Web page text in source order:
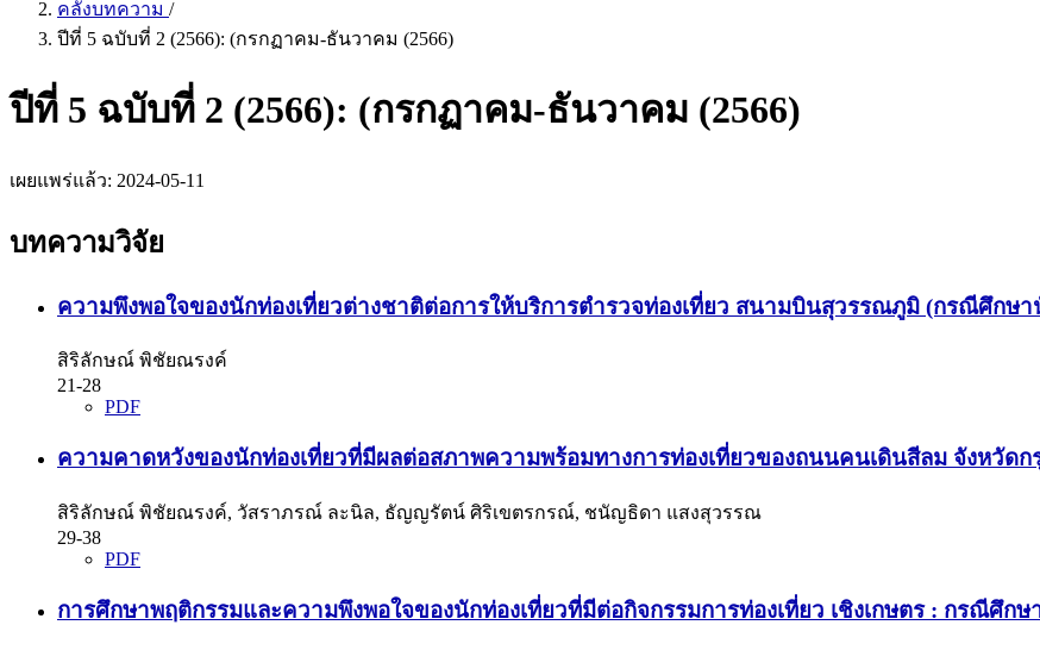
คลังบทความ /
ปีที่ 5 ฉบับที่ 2 (2566): (กรกฏาคม-ธันวาคม (2566)
ปีที่ 5 ฉบับที่ 2 (2566): (กรกฏาคม-ธันวาคม (2566)
เผยแพร่แล้ว: 2024-05-11
บทความวิจัย
ความพึงพอใจของนักท่องเที่ยวต่างชาติต่อการให้บริการตำรวจท่องเที่ยว สนามบินสุวรรณภูมิ (กรณีศึกษ
สิริลักษณ์ พิชัยณรงค์
21-28
PDF
ความคาดหวังของนักท่องเที่ยวที่มีผลต่อสภาพความพร้อมทางการท่องเที่ยวของถนนคนเดินสีลม จังหวัดก
สิริลักษณ์ พิชัยณรงค์, วัสราภรณ์ ละนิล, ธัญญรัตน์ ศิริเขตรกรณ์, ชนัญธิดา แสงสุวรรณ
29-38
PDF
การศึกษาพฤติกรรมและความพึงพอใจของนักท่องเที่ยวที่มีต่อกิจกรรมการท่องเที่ยว เชิงเกษตร : กรณีศึกษ